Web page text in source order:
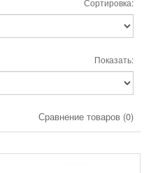
Сортировка:
Показать:
Сравнение товаров (0)